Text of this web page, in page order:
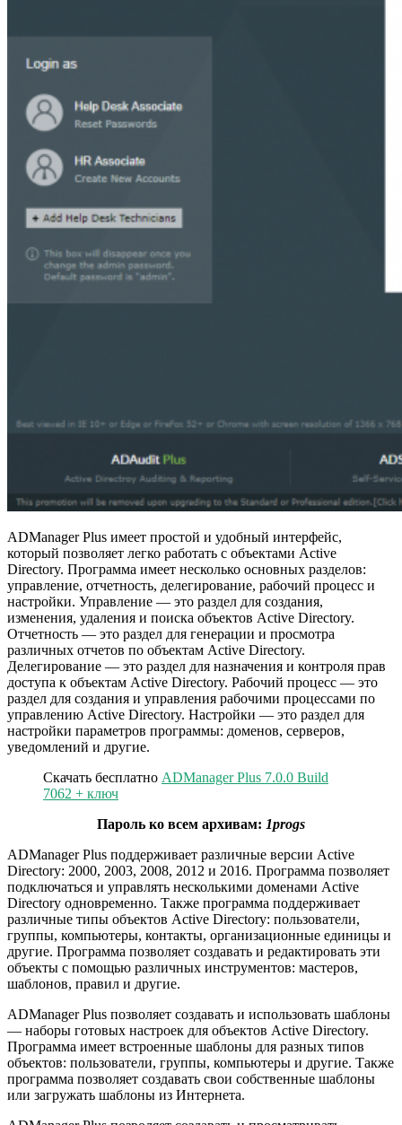
ADManager Plus имеет простой и удобный интерфейс,
который позволяет легко работать с объектами Active
Directory. Программа имеет несколько основных разделов:
управление, отчетность, делегирование, рабочий процесс и
настройки. Управление — это раздел для создания,
изменения, удаления и поиска объектов Active Directory.
Отчетность — это раздел для генерации и просмотра
различных отчетов по объектам Active Directory.
Делегирование — это раздел для назначения и контроля прав
доступа к объектам Active Directory. Рабочий процесс — это
раздел для создания и управления рабочими процессами по
управлению Active Directory. Настройки — это раздел для
настройки параметров программы: доменов, серверов,
уведомлений и другие.
Скачать бесплатно ADManager Plus 7.0.0 Build
7062 + ключ
Пароль ко всем архивам: 1progs
ADManager Plus поддерживает различные версии Active
Directory: 2000, 2003, 2008, 2012 и 2016. Программа позволяет
подключаться и управлять несколькими доменами Active
Directory одновременно. Также программа поддерживает
различные типы объектов Active Directory: пользователи,
группы, компьютеры, контакты, организационные единицы и
другие. Программа позволяет создавать и редактировать эти
объекты с помощью различных инструментов: мастеров,
шаблонов, правил и другие.
ADManager Plus позволяет создавать и использовать шаблоны
— наборы готовых настроек для объектов Active Directory.
Программа имеет встроенные шаблоны для разных типов
объектов: пользователи, группы, компьютеры и другие. Также
программа позволяет создавать свои собственные шаблоны
или загружать шаблоны из Интернета.